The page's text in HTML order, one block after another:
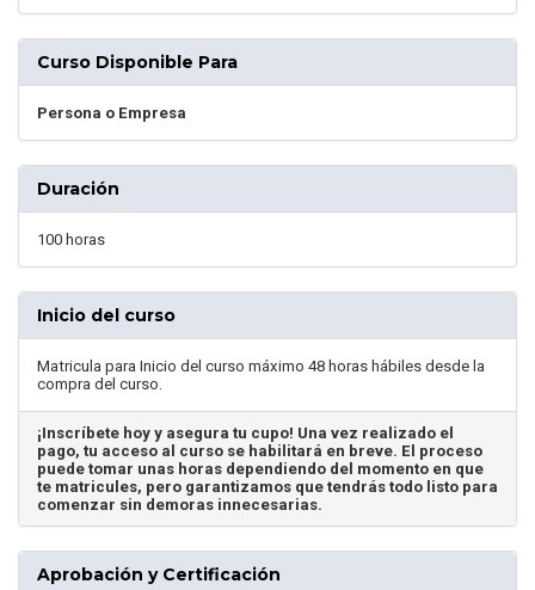
Curso Disponible Para
Persona o Empresa
Duración
100 horas
Inicio del curso
Matricula para Inicio del curso máximo 48 horas hábiles desde la
compra del curso.
¡Inscríbete hoy y asegura tu cupo! Una vez realizado el
pago, tu acceso al curso se habilitará en breve. El proceso
puede tomar unas horas dependiendo del momento en que
te matricules, pero garantizamos que tendrás todo listo para
comenzar sin demoras innecesarias.
Aprobación y Certificación